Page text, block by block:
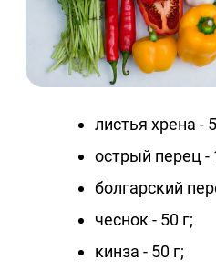
листья хрена -
острый перец -
болгарский
чеснок - 50 г;
кинза - 50 г;